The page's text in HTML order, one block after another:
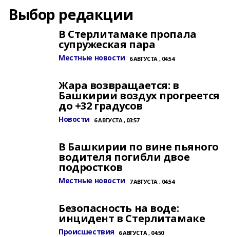
Выбор редакции
В Стерлитамаке пропала
супружеская пара
Местные новости 6 АВГУСТА , 04:54
Жара возвращается: в
Башкирии воздух прогреется
до +32 градусов
Новости 6 АВГУСТА , 03:57
В Башкирии по вине пьяного
водителя погибли двое
подростков
Местные новости 7 АВГУСТА , 04:54
Безопасность на воде:
инцидент в Стерлитамаке
Происшествия 6 АВГУСТА , 04:50